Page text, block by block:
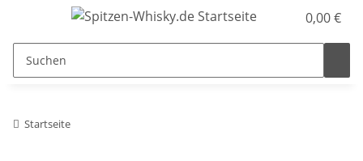
0,00 €
Startseite